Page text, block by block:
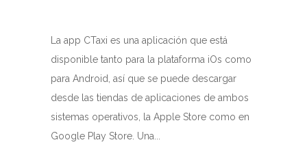
La app CTaxi es una aplicación que está
disponible tanto para la plataforma iOs como
para Android, así que se puede descargar
desde las tiendas de aplicaciones de ambos
sistemas operativos, la Apple Store como en
Google Play Store. Una